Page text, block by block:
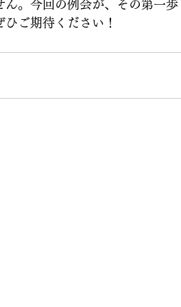
。今回の例会が、その第一歩
ご期待ください！